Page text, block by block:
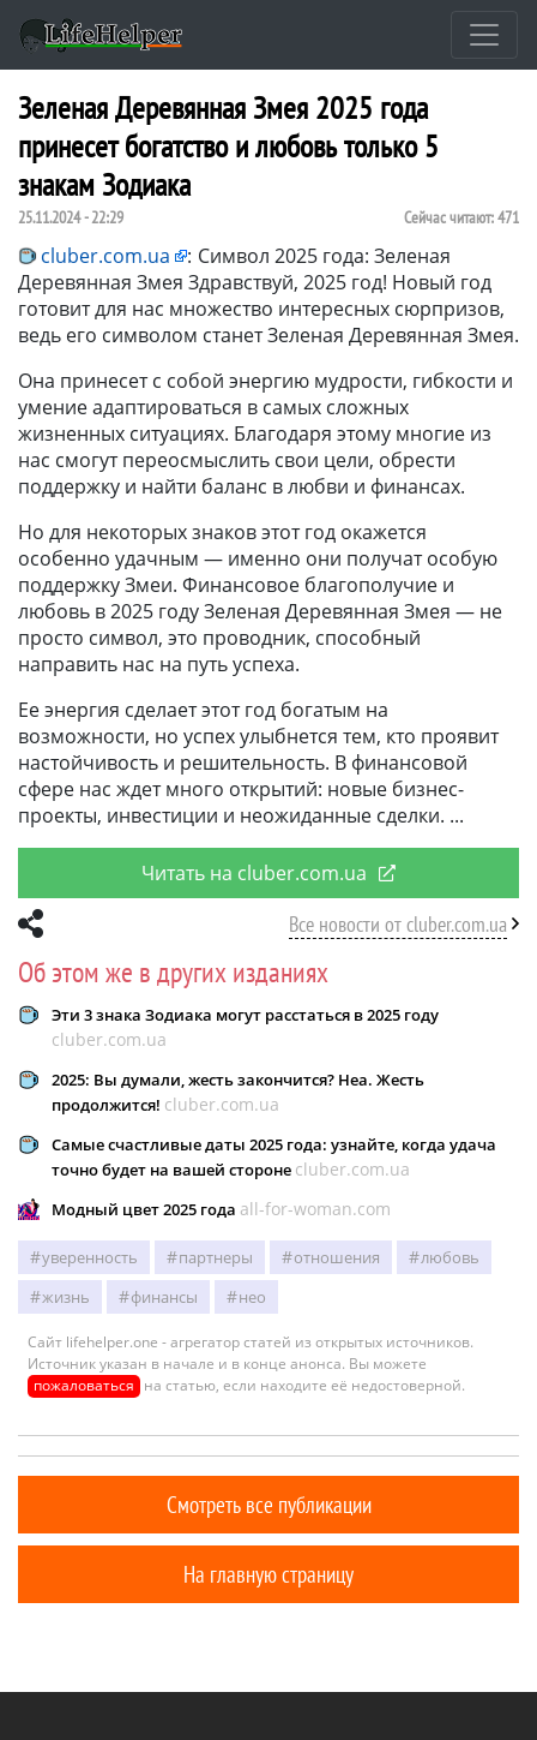
Зеленая Деревянная Змея 2025 года
принесет богатство и любовь только 5
знакам Зодиака
25.11.2024 - 22:29 Сейчас читают:471
cluber.com.ua : Символ 2025 года: Зеленая
Деревянная Змея Здравствуй, 2025 год! Новый год
готовит для нас множество интересных сюрпризов,
ведь его символом станет Зеленая Деревянная Змея.
Она принесет с собой энергию мудрости, гибкости и
умение адаптироваться в самых сложных
жизненных ситуациях. Благодаря этому многие из
нас смогут переосмыслить свои цели, обрести
поддержку и найти баланс в любви и финансах.
Но для некоторых знаков этот год окажется
особенно удачным — именно они получат особую
поддержку Змеи. Финансовое благополучие и
любовь в 2025 году Зеленая Деревянная Змея — не
просто символ, это проводник, способный
направить нас на путь успеха.
Ее энергия сделает этот год богатым на
возможности, но успех улыбнется тем, кто проявит
настойчивость и решительность. В финансовой
сфере нас ждет много открытий: новые бизнес-
проекты, инвестиции и неожиданные сделки.
Читать на cluber.com.ua
Все новости от cluber.com.ua
Об этом же в других изданиях
Эти 3 знака Зодиака могут расстаться в 2025 году
cluber.com.ua
2025: Вы думали, жесть закончится? Неа. Жесть
продолжится! cluber.com.ua
Самые счастливые даты 2025 года: узнайте, когда удача
точно будет на вашей стороне cluber.com.ua
Модный цвет 2025 года all-for-woman.com
уверенность партнеры отношения
любовь
жизнь
финансы нео
Сайт lifehelper.one - агрегатор статей из открытых источников.
Источник указан в начале и в конце анонса. Вы можете
пожаловаться на статью, если находите её недостоверной.
Смотреть все публикации
На главную страницу